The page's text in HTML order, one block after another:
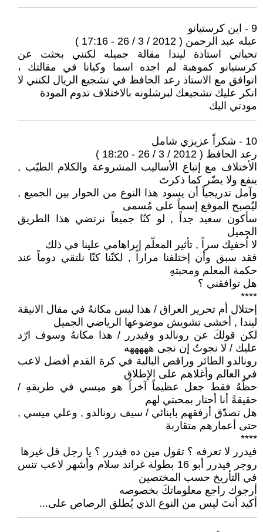
9 - اين كرستيانو
عبله عبد الرحمن ( 2012 / 3 / 26 - 17:16 )
تحياتي استاذة ليندا مقالة جميله لكنني بحثت عن
كرستيانو كموهبة لم اجده اسما وكيانا في مقالتك ،
اتوافق مع الاستاذ رعد الحافظ في تشجيع الريال لكنني لا
انكر عليك تشجيعك لبرشلونه بالاختلاف تدوم المودة
مودتي اليك
10 - شكراً عزيزي شامل
رعد الحافظ ( 2012 / 3 / 26 - 18:20 )
الأختلاف مع إتباع الأساليب المشروعة والكلام الطيّب ,
ينفع ولا يضّر كما ذكرتَ
وآمل تدريجياً أن يسود هذا النوع من الحوار بين الجميع ,
ليُصبح الموقع إسماً على مُسمى
سأكون سعيد جداً , لو كنّا جميعاً نرتضي هذا الطريق
الجميل
لا اُخفيك سراً , تأثير المعلّم إبراهامي علينا في ذلك
فقد سبق وأن إختلفنا مراراً , لكنّنا كنّا نلتقي دوماً عند
حكمة المعلم ومحبتهِ
هل توافقني ؟
****
إحتلال أم تحرير العراق / هذا ليس مكانهُ في مقال الانيقة
ليندا , أخشى تشويش موضوعها الرياضي الجميل
لكن قولكَ عن رونالدو وفيدرر / هذا مكانهُ وسوف ارّد
عليك / لا نجوتُ إن نجى هههههه
رونالدو الطائر وراقص البالية في كرة القدم أفضل لاعب
في العالم وأغلاهم على الإطلاق
حظّهُ فقط جعل عظيماً آخراً هو ميسي في طريقهِ /
حقيقةً أنا أحتار بمحبتي لهم
هل تصدّق أرفقهم بابنائي / سيف رونالدو , وعلي ميسي ,
حتى أعمارهم متقاربة
****
فيدرر لا تعرفه ؟ تقول مين ده فيدرر ؟ يا رجل قل غيرها
روجر فيدرر أبو 16 بطولة غراند سلام وأشهر لاعب تنس
في التأريخ حسب المختصين
أرجوك راجع معلوماتكَ بخصوصه
أكيد أنتَ ليس من النوع الذي يُطلق الرصاص على...